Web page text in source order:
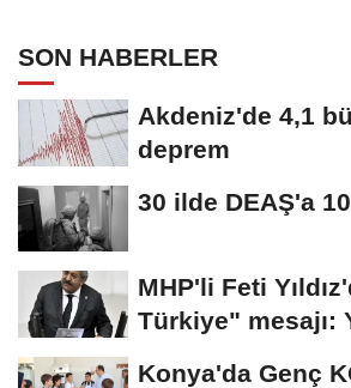
SON HABERLER
Akdeniz'de 4,1
deprem
30 ilde DEAŞ'a
MHP'li Feti
Türkiye" mesajı:
Konya'da Genç